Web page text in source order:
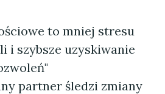
to mniej stresu
i szybsze uzyskiwanie
partner śledzi zmiany